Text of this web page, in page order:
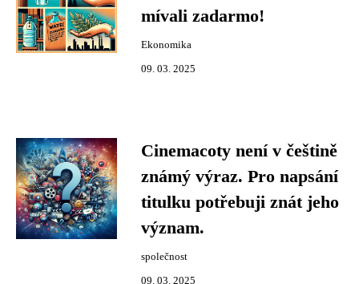
mívali zadarmo!
Ekonomika
09. 03. 2025
Cinemacoty není v češtině
známý výraz. Pro napsání
titulku potřebuji znát jeho
význam.
společnost
09. 03. 2025